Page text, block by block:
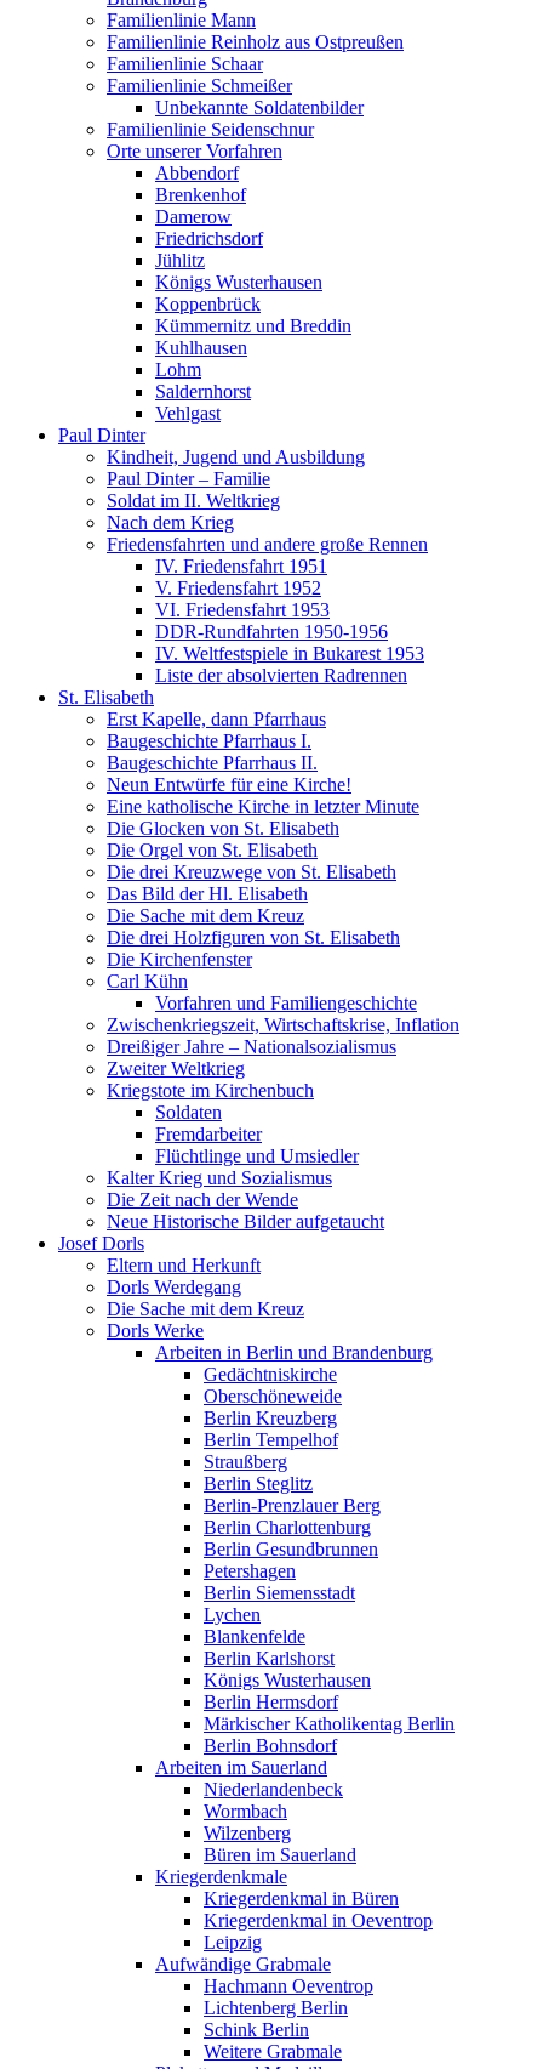
Familienlinie Mann
Familienlinie Reinholz aus Ostpreußen
Familienlinie Schaar
Familienlinie Schmeißer
Unbekannte Soldatenbilder
Familienlinie Seidenschnur
Orte unserer Vorfahren
Abbendorf
Brenkenhof
Damerow
Friedrichsdorf
Jühlitz
Königs Wusterhausen
Koppenbrück
Kümmernitz und Breddin
Kuhlhausen
Lohm
Saldernhorst
Vehlgast
Paul Dinter
Kindheit, Jugend und Ausbildung
Paul Dinter – Familie
Soldat im II. Weltkrieg
Nach dem Krieg
Friedensfahrten und andere große Rennen
IV. Friedensfahrt 1951
V. Friedensfahrt 1952
VI. Friedensfahrt 1953
DDR-Rundfahrten 1950-1956
IV. Weltfestspiele in Bukarest 1953
Liste der absolvierten Radrennen
St. Elisabeth
Erst Kapelle, dann Pfarrhaus
Baugeschichte Pfarrhaus I.
Baugeschichte Pfarrhaus II.
Neun Entwürfe für eine Kirche!
Eine katholische Kirche in letzter Minute
Die Glocken von St. Elisabeth
Die Orgel von St. Elisabeth
Die drei Kreuzwege von St. Elisabeth
Das Bild der Hl. Elisabeth
Die Sache mit dem Kreuz
Die drei Holzfiguren von St. Elisabeth
Die Kirchenfenster
Carl Kühn
Vorfahren und Familiengeschichte
Zwischenkriegszeit, Wirtschaftskrise, Inflation
Dreißiger Jahre – Nationalsozialismus
Zweiter Weltkrieg
Kriegstote im Kirchenbuch
Soldaten
Fremdarbeiter
Flüchtlinge und Umsiedler
Kalter Krieg und Sozialismus
Die Zeit nach der Wende
Neue Historische Bilder aufgetaucht
Josef Dorls
Eltern und Herkunft
Dorls Werdegang
Die Sache mit dem Kreuz
Dorls Werke
Arbeiten in Berlin und Brandenburg
Gedächtniskirche
Oberschöneweide
Berlin Kreuzberg
Berlin Tempelhof
Straußberg
Berlin Steglitz
Berlin-Prenzlauer Berg
Berlin Charlottenburg
Berlin Gesundbrunnen
Petershagen
Berlin Siemensstadt
Lychen
Blankenfelde
Berlin Karlshorst
Königs Wusterhausen
Berlin Hermsdorf
Märkischer Katholikentag Berlin
Berlin Bohnsdorf
Arbeiten im Sauerland
Niederlandenbeck
Wormbach
Wilzenberg
Büren im Sauerland
Kriegerdenkmale
Kriegerdenkmal in Büren
Kriegerdenkmal in Oeventrop
Leipzig
Aufwändige Grabmale
Hachmann Oeventrop
Lichtenberg Berlin
Schink Berlin
Weitere Grabmale